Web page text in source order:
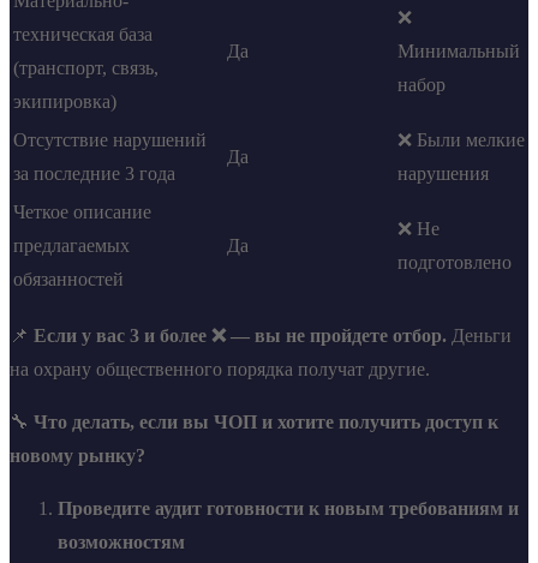
техническая база
(транспорт, связь,
экипировка)
Да
❌
Минимальный
набор
Отсутствие нарушений
за последние 3 года
Да
❌ Были мелкие
нарушения
Четкое описание
предлагаемых
обязанностей
Да
❌ Не
подготовлено
📌 Если у вас 3 и более ❌ — вы не пройдете отбор. Деньги
на охрану общественного порядка получат другие.
🔧 Что делать, если вы ЧОП и хотите получить доступ к
новому рынку?
Проведите аудит готовности к новым требованиям и
возможностям